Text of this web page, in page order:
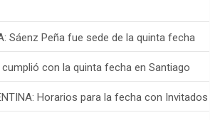
Sáenz Peña fue sede de la quinta fecha
cumplió con la quinta fecha en Santiago
Horarios para la fecha con Invitados